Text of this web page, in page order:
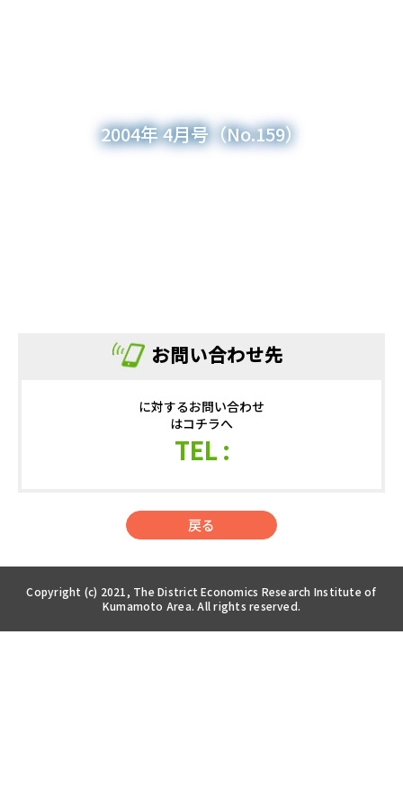
2004年 4月号（No.159）
お問い合わせ先
に対するお問い合わせ
はコチラへ
TEL :
戻る
Copyright (c) 2021, The District Economics Research Institute of
Kumamoto Area. All rights reserved.